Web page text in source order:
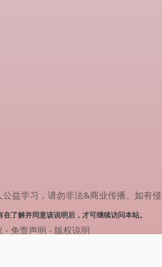
益学习，请勿非法&商业传播。如
了解并同意该说明后，才可继续访问本站。
- 免责声明 - 版权说明